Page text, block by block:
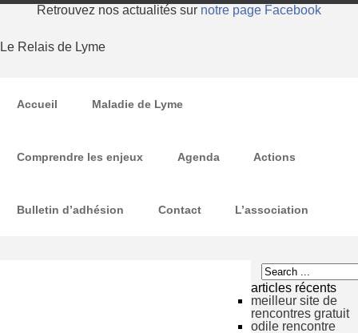
Retrouvez nos actualités sur notre page Facebook
Le Relais de Lyme
Accueil Maladie de Lyme
Comprendre les enjeux Agenda Actions
Bulletin d’adhésion Contact L’association
articles récents
meilleur site de
rencontres gratuit
odile rencontre